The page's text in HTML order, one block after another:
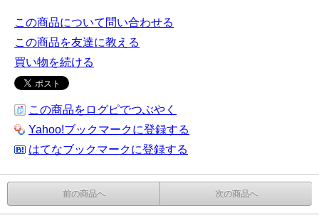
この商品について問い合わせる
この商品を友達に教える
買い物を続ける
この商品をログピでつぶやく
Yahoo!ブックマークに登録する
はてなブックマークに登録する
前の商品へ 次の商品へ